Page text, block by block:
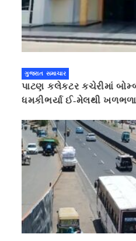
ગુજરાત સમાચાર
પાટણ કલેકટર કચેરીમાં
ધમકીભર્યા ઈ-મેલથી